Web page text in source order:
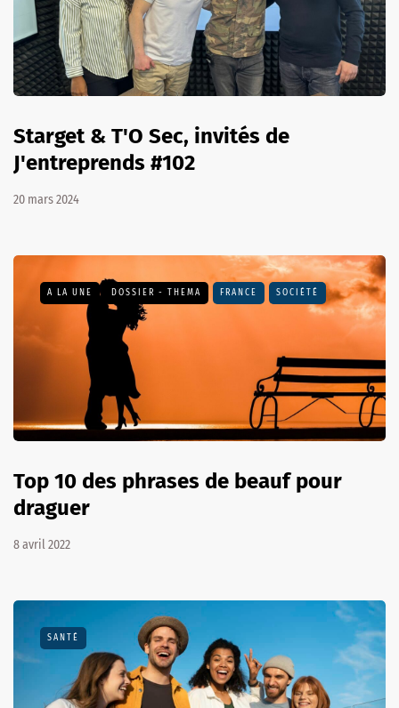
Starget & T'O Sec, invités de
J'entreprends #102
20 mars 2024
A LA UNE DOSSIER - THEMA FRANCE SOCIÉTÉ
Top 10 des phrases de beauf pour
draguer
8 avril 2022
SANTÉ